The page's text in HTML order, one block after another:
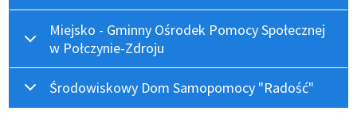
Miejsko - Gminny Ośrodek Pomocy Społecznej
w Połczynie-Zdroju
Środowiskowy Dom Samopomocy "Radość"